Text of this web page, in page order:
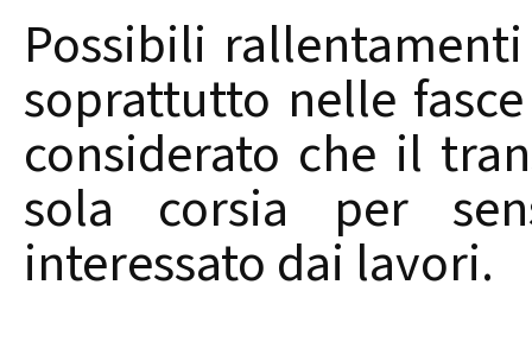
Possibili
soprattutto nelle
considerato che il
sola corsia per
interessato dai lavori.